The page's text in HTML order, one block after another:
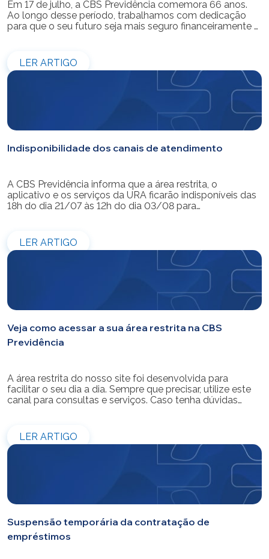
Em 17 de julho, a CBS Previdência comemora 66 anos.
Ao longo desse período, trabalhamos com dedicação
para que o seu futuro seja mais seguro financeiramente e
eficiência e transparência os recursos dos nossos mais
de 39 mil participantes. Temos […]
LER ARTIGO
Indisponibilidade dos canais de atendimento
A CBS Previdência informa que a área restrita, o
aplicativo e os serviços da URA ficarão indisponíveis das
18h do dia 21/07 às 12h do dia 03/08 para
entre os dias 22/07 e 31/07. Reforçamos que as
simulações e contratações de empréstimos […]
LER ARTIGO
Veja como acessar a sua área restrita na CBS
Previdência
A área restrita do nosso site foi desenvolvida para
facilitar o seu dia a dia. Sempre que precisar, utilize este
canal para consultas e serviços. Caso tenha dúvidas
LER ARTIGO
Suspensão temporária da contratação de
empréstimos